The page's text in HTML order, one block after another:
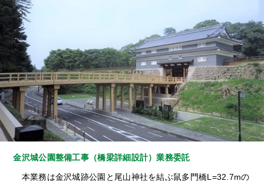
金沢城公園整備工事（橋梁詳細設計）業務委託
本業務は金沢城跡公園と尾山神社を結ぶ鼠多門橋L=32.7mの